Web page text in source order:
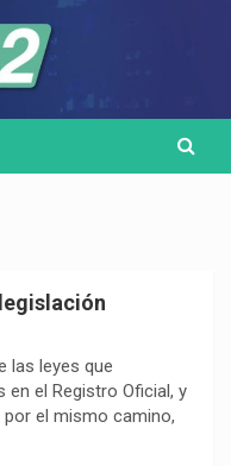
las leyes que
en el Registro Oficial, y
el mismo camino,